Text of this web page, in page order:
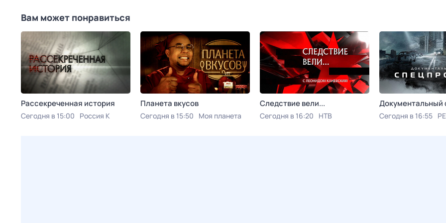
Вам может понравиться
Рассекреченная история
Сегодня в 15:00 Россия К
Планета вкусов
Сегодня в 15:50 Моя планета
Следствие вели...
Сегодня в 16:20 НТВ
Документальный
Сегодня в 16:55